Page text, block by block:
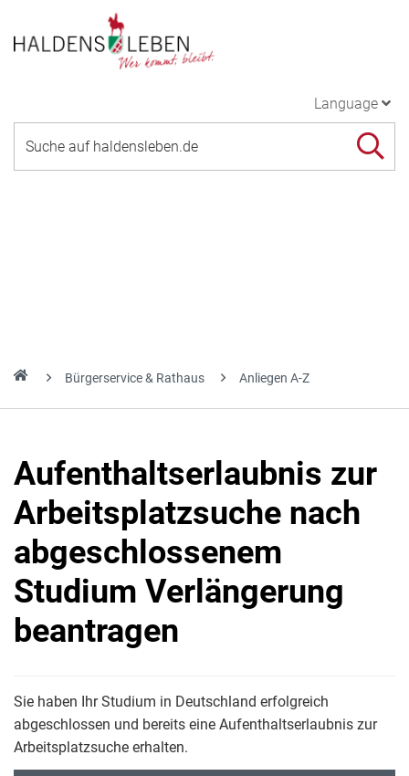
Language
Bürgerservice & Rathaus Anliegen A-Z
Aufenthaltserlaubnis zur
Arbeitsplatzsuche nach
abgeschlossenem
Studium Verlängerung
beantragen
Sie haben Ihr Studium in Deutschland erfolgreich
abgeschlossen und bereits eine Aufenthaltserlaubnis zur
Arbeitsplatzsuche erhalten.